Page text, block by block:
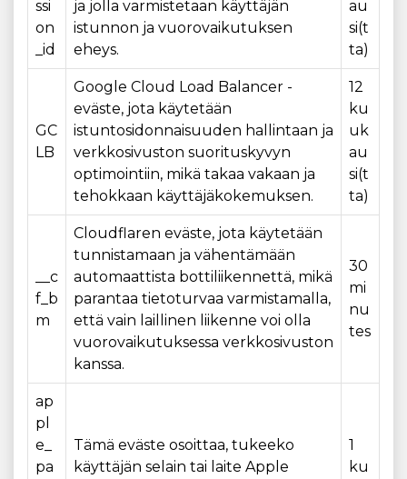
ssi
on
_id
ja jolla varmistetaan käyttäjän
istunnon ja vuorovaikutuksen
eheys.
au
si(t
ta)
GC
LB
Google Cloud Load Balancer -
eväste, jota käytetään
istuntosidonnaisuuden hallintaan ja
verkkosivuston suorituskyvyn
optimointiin, mikä takaa vakaan ja
tehokkaan käyttäjäkokemuksen.
12
ku
uk
au
si(t
ta)
__c
f_b
m
Cloudflaren eväste, jota käytetään
tunnistamaan ja vähentämään
automaattista bottiliikennettä, mikä
parantaa tietoturvaa varmistamalla,
että vain laillinen liikenne voi olla
vuorovaikutuksessa verkkosivuston
kanssa.
30
mi
nu
tes
ap
pl
e_
pa
Tämä eväste osoittaa, tukeeko
käyttäjän selain tai laite Apple
1
ku